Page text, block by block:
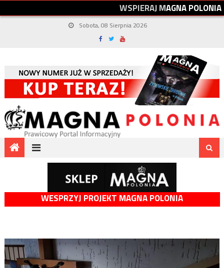
WSPIERAJMAGNAPOLONIA
Sobota, 08 Sierpnia 2026
WESPRZYJ PROJEKT MAGNA POLONIA